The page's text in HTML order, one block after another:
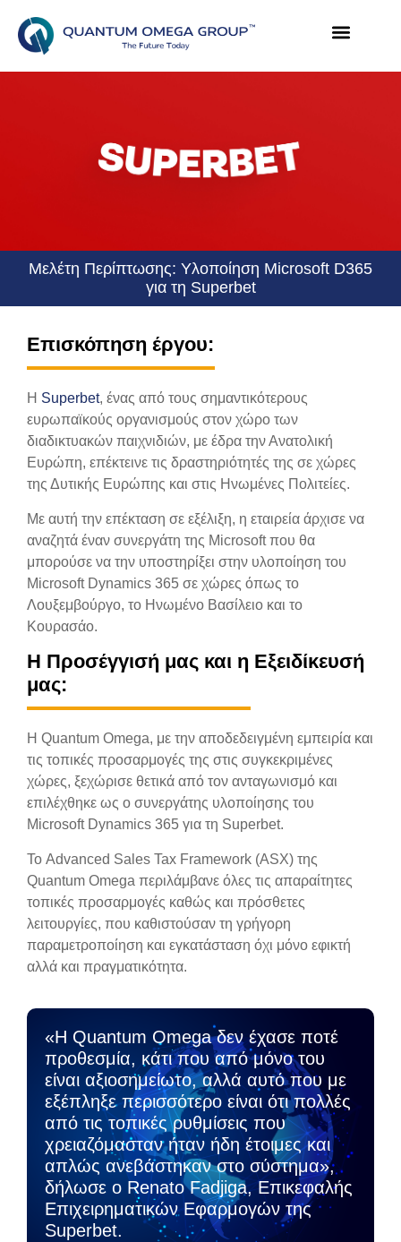
Μελέτη Περίπτωσης: Υλοποίηση Microsoft D365
για τη Superbet
Επισκόπηση έργου:
Η Superbet, ένας από τους σημαντικότερους
ευρωπαϊκούς οργανισμούς στον χώρο των
διαδικτυακών παιχνιδιών, με έδρα την Ανατολική
Ευρώπη, επέκτεινε τις δραστηριότητές της σε χώρες
της Δυτικής Ευρώπης και στις Ηνωμένες Πολιτείες.
Με αυτή την επέκταση σε εξέλιξη, η εταιρεία άρχισε να
αναζητά έναν συνεργάτη της Microsoft που θα
μπορούσε να την υποστηρίξει στην υλοποίηση του
Microsoft Dynamics 365 σε χώρες όπως το
Λουξεμβούργο, το Ηνωμένο Βασίλειο και το
Κουρασάο.
Η Προσέγγισή μας και η Εξειδίκευσή
μας:
Η Quantum Omega, με την αποδεδειγμένη εμπειρία και
τις τοπικές προσαρμογές της στις συγκεκριμένες
χώρες, ξεχώρισε θετικά από τον ανταγωνισμό και
επιλέχθηκε ως ο συνεργάτης υλοποίησης του
Microsoft Dynamics 365 για τη Superbet.
Το Advanced Sales Tax Framework (ASX) της
Quantum Omega περιλάμβανε όλες τις απαραίτητες
τοπικές προσαρμογές καθώς και πρόσθετες
λειτουργίες, που καθιστούσαν τη γρήγορη
παραμετροποίηση και εγκατάσταση όχι μόνο εφικτή
αλλά και πραγματικότητα.
«Η Quantum Omega δεν έχασε ποτέ
προθεσμία, κάτι που από μόνο του
είναι αξιοσημείωτο, αλλά αυτό που με
εξέπληξε περισσότερο είναι ότι πολλές
από τις τοπικές ρυθμίσεις που
χρειαζόμασταν ήταν ήδη έτοιμες και
απλώς ανεβάστηκαν στο σύστημα»,
δήλωσε ο Renato Fadjiga, Επικεφαλής
Επιχειρηματικών Εφαρμογών της
Superbet.